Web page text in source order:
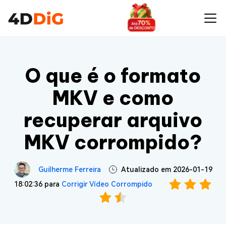
O que é o formato
MKV e como
recuperar arquivo
MKV corrompido?
Guilherme Ferreira
Atualizado em 2026-01-19
18:02:36 para Corrigir Vídeo Corrompido